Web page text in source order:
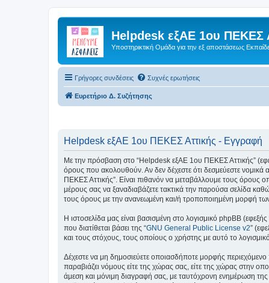
Helpdesk εξΑΕ 1ου ΠΕΚΕΣ
Υποστηρικτική Ομάδα για την εξ αποστάσεως
Γρήγορες συνδέσεις Συχνές ερωτήσεις
Ευρετήριο Δ. Συζήτησης
Helpdesk εξΑΕ 1ου ΠΕΚΕΣ Αττικής - Εγγραφή
Με την πρόσβαση στο “Helpdesk εξΑΕ 1ου ΠΕΚΕΣ Αττικής”
όρους που ακολουθούν. Αν δεν δέχεστε ότι δεσμεύεστε
ΠΕΚΕΣ Αττικής”. Είναι πιθανόν να μεταβάλλουμε τους όρους
μέρους σας να ξαναδιαβάζετε τακτικά την παρούσα σελίδα
τους όρους με την ανανεωμένη και/ή τροποποιημένη μορφή
Η ιστοσελίδα μας είναι βασισμένη στο λογισμικό phpBB
που διατίθεται βάσει της “GNU General Public License v2”
και τους στόχους, τους οποίους ο χρήστης με αυτό το
Δέχεστε να μη δημοσιεύετε οποιασδήποτε μορφής
παραβιάζει νόμους είτε της χώρας σας, είτε της χώρας στην
άμεση και μόνιμη διαγραφή σας, με ταυτόχρονη ενημέρωση